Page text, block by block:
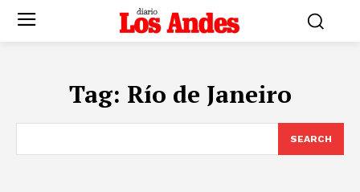
Tag: Río de Janeiro
SEARCH